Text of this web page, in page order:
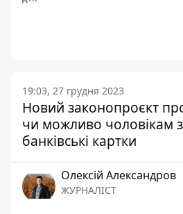
19:03, 27 грудня 2023
Новий законопроєкт
чи можливо чоловікам
банківські картки
Олексій Александров
ЖУРНАЛІСТ